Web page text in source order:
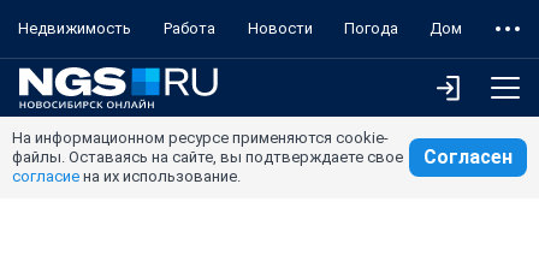
Недвижимость Работа Новости Погода Дом
На информационном ресурсе применяются cookie-
файлы. Оставаясь на сайте, вы подтверждаете свое
согласие на их использование.
Согласен